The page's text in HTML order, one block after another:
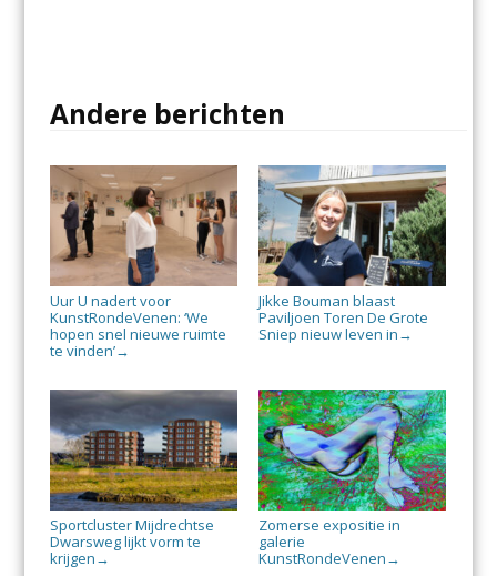
Andere berichten
Uur U nadert voor
KunstRondeVenen: ‘We
hopen snel nieuwe ruimte
te vinden’→
Jikke Bouman blaast
Paviljoen Toren De Grote
Sniep nieuw leven in →
Sportcluster Mijdrechtse
Dwarsweg lijkt vorm te
krijgen →
Zomerse expositie in
galerie
KunstRondeVenen →